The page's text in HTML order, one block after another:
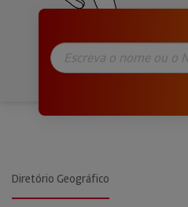
Diretório Geográfico